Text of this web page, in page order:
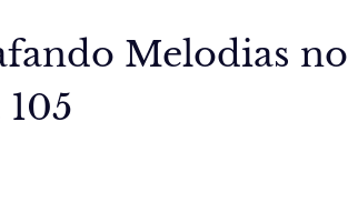
Melodias no